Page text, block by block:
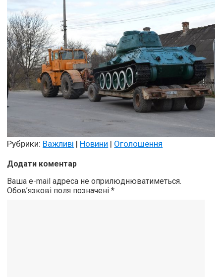
Рубрики: Важливі | Новини | Оголошення
Додати коментар
Ваша e-mail адреса не оприлюднюватиметься.
Обов’язкові поля позначені*